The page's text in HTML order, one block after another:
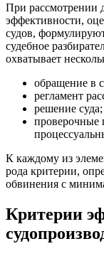
При рассмотрении
эффективности,
судов,
судебное
охватывает
обращение в
регламент
решение суда;
проверочные
К каждому из
рода критерии,
обвинения с
Критерии